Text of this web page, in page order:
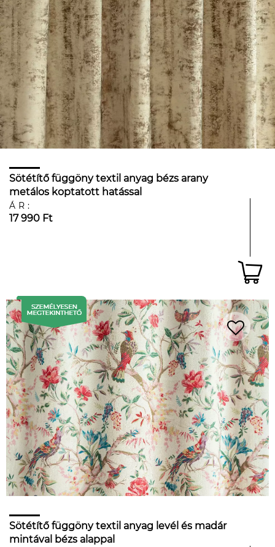
Sötétítő függöny textil anyag bézs arany
metálos koptatott hatással
ÁR:
17 990 Ft
Sötétítő függöny textil anyag levél és madár
mintával bézs alappal